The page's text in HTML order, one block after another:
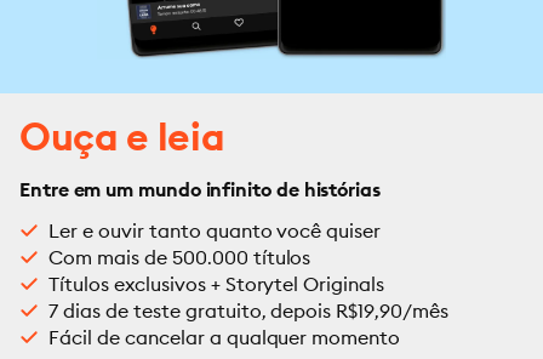
Ouça e leia
Entre em um mundo infinito de histórias
Ler e ouvir tanto quanto você quiser
Com mais de 500.000 títulos
Títulos exclusivos + Storytel Originals
7 dias de teste gratuito, depois R$19,90/mês
Fácil de cancelar a qualquer momento